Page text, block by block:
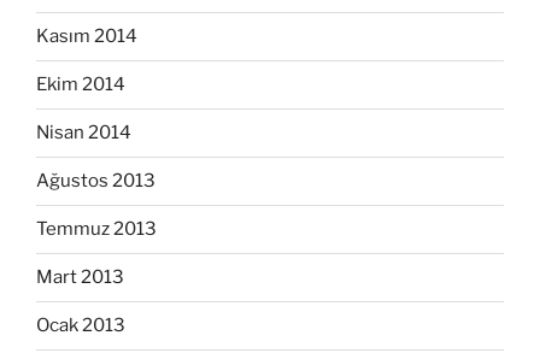
Kasım 2014
Ekim 2014
Nisan 2014
Ağustos 2013
Temmuz 2013
Mart 2013
Ocak 2013